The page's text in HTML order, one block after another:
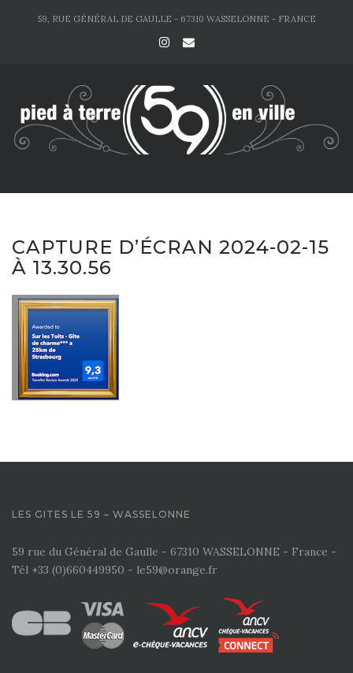
59, RUE GÉNÉRAL DE GAULLE - 67310 WASSELONNE - FRANCE
CAPTURE D’ÉCRAN 2024-02-15
À 13.30.56
LES GITES LE 59 – WASSELONNE
59 rue du Général de Gaulle - 67310 WASSELONNE - France -
Tél +33 (0)660449950 - le59@orange.fr